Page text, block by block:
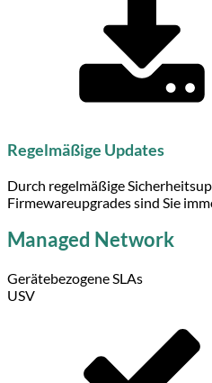
Regelmäßige Updates
Durch regelmäßige
Firmewareupgrades sind Sie
Managed Network
Gerätebezogene SLAs
USV